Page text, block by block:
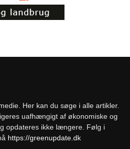
Her kan du søge i alle artikler.
uafhængigt af økonomiske og
opdateres ikke længere. Følg i
https://greenupdate.dk